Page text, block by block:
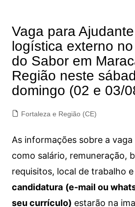
Vaga para
logística externo
do Sabor em
Região neste
domingo (02 e 03/
Fortaleza e Região (CE)
As informações sobre a
como salário, remuneração,
requisitos, local de trabalho e
candidatura (e-mail ou
seu currículo) estarão na